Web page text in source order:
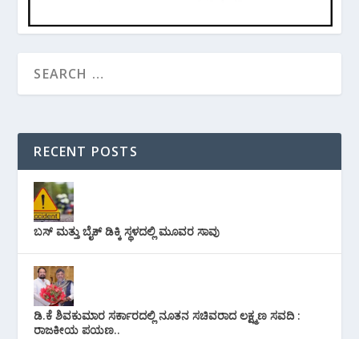
RECENT POSTS
ಬಸ್ ಮತ್ತು ಬೈಕ್ ಡಿಕ್ಕಿ ಸ್ಥಳದಲ್ಲಿ ಮೂವರ ಸಾವು
ಡಿ.ಕೆ ಶಿವಕುಮಾರ ಸರ್ಕಾರದಲ್ಲಿ ನೂತನ ಸಚಿವರಾದ ಲಕ್ಷ್ಮಣ ಸವದಿ :
ರಾಜಕೀಯ ಪಯಣ..